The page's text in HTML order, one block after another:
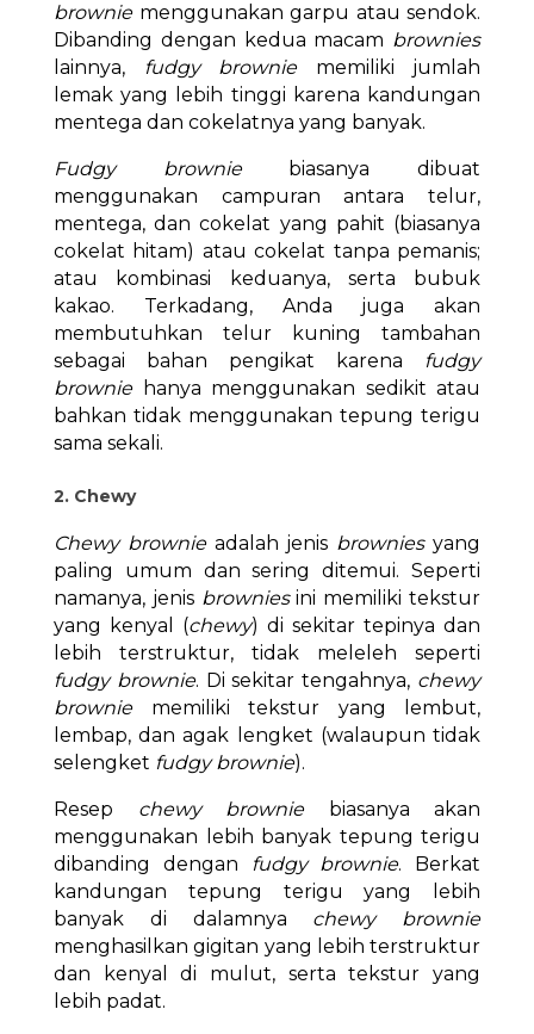
browniemenggunakan garpu atau sendok.
Dibanding dengan kedua macam brownies
lainnya, fudgy browniememiliki jumlah
lemak yang lebih tinggi karena kandungan
mentega dan cokelatnya yang banyak.
Fudgy browniebiasanya dibuat
menggunakan campuran antara telur,
mentega, dan cokelat yang pahit (biasanya
cokelat hitam) atau cokelat tanpa pemanis;
atau kombinasi keduanya, serta bubuk
kakao. Terkadang, Anda juga akan
membutuhkan telur kuning tambahan
sebagai bahan pengikat karena fudgy
browniehanya menggunakan sedikit atau
bahkan tidak menggunakan tepung terigu
sama sekali.
2. Chewy
Chewy brownieadalah jenis browniesyang
paling umum dan sering ditemui. Seperti
namanya, jenis browniesini memiliki tekstur
yang kenyal (chewy) di sekitar tepinya dan
lebih terstruktur, tidak meleleh seperti
fudgy brownie. Di sekitar tengahnya, chewy
browniememiliki tekstur yang lembut,
lembap, dan agak lengket (walaupun tidak
selengket fudgy brownie).
Resep chewy browniebiasanya akan
menggunakan lebih banyak tepung terigu
dibanding dengan fudgy brownie. Berkat
kandungan tepung terigu yang lebih
banyak di dalamnya chewy brownie
menghasilkan gigitan yang lebih terstruktur
dan kenyal di mulut, serta tekstur yang
lebih padat.